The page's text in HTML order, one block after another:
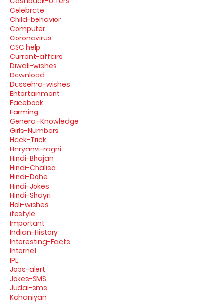
Celebrate
Child-behavior
Computer
Coronavirus
CSC help
Current-affairs
Diwali-wishes
Download
Dussehra-wishes
Entertainment
Facebook
Farming
General-Knowledge
Girls-Numbers
Hack-Trick
Haryanvi-ragni
Hindi-Bhajan
Hindi-Chalisa
Hindi-Dohe
Hindi-Jokes
Hindi-Shayri
Holi-wishes
ifestyle
Important
Indian-History
Interesting-Facts
Internet
IPL
Jobs-alert
Jokes-SMS
Judai-sms
Kahaniyan